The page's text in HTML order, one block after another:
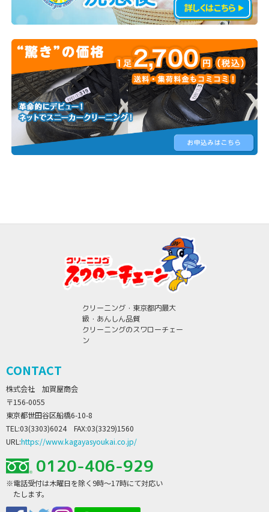
クリーニング・東京都内最大
級・あんしん品質
クリーニングのスワローチェー
ン
CONTACT
株式会社 加賀屋商会
〒156-0055
東京都世田谷区船橋6-10-8
TEL:03(3303)6024 FAX:03(3329)1560
URL:https://www.kagayasyoukai.co.jp/
0120-406-929
※電話受付は木曜日を除く9時～17時にて対応い
たします。